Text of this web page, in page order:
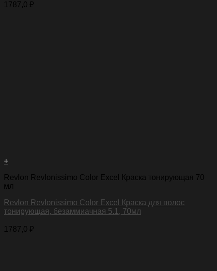
1787,0 ₽
+
Revlon Revlonissimo Color Excel Краска тонирующая 70
мл
Revlon Revlonissimo Color Excel Краска для волос
тонирующая, безаммиачная 5.1, 70мл
1787,0 ₽